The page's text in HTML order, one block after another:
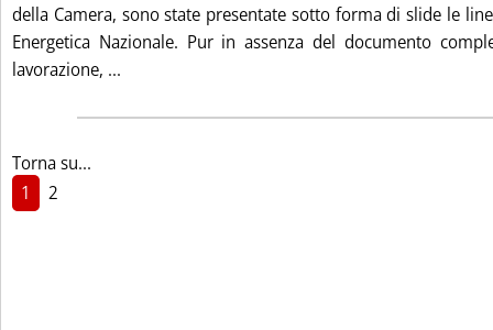
della Camera, sono state presentate sotto forma di slide le
Energetica Nazionale. Pur in assenza del documento
lavorazione, ...
Torna su...
1
2